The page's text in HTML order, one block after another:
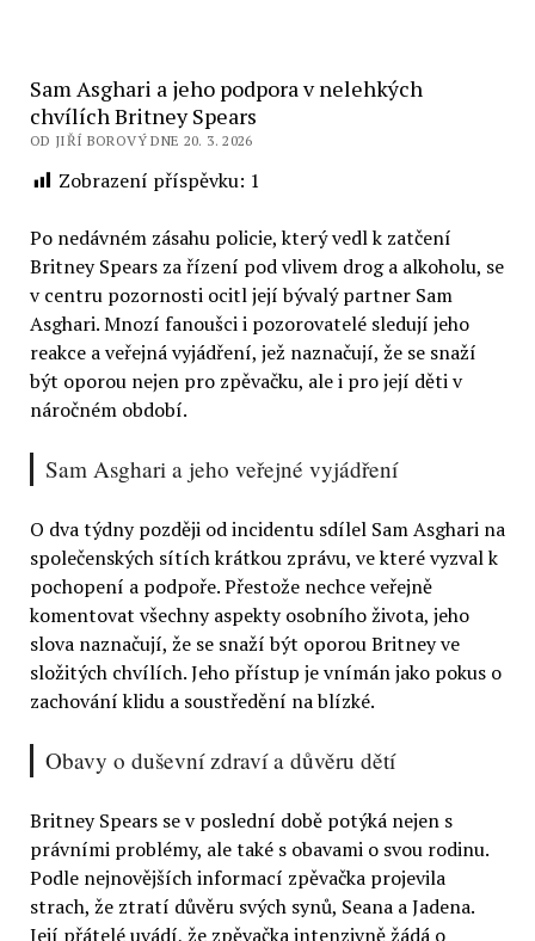
Sam Asghari a jeho podpora v nelehkých
chvílích Britney Spears
OD JIŘÍ BOROVÝ DNE 20. 3. 2026
Zobrazení příspěvku: 1
Po nedávném zásahu policie, který vedl k zatčení
Britney Spears za řízení pod vlivem drog a alkoholu, se
v centru pozornosti ocitl její bývalý partner Sam
Asghari. Mnozí fanoušci i pozorovatelé sledují jeho
reakce a veřejná vyjádření, jež naznačují, že se snaží
být oporou nejen pro zpěvačku, ale i pro její děti v
náročném období.
Sam Asghari a jeho veřejné vyjádření
O dva týdny později od incidentu sdílel Sam Asghari na
společenských sítích krátkou zprávu, ve které vyzval k
pochopení a podpoře. Přestože nechce veřejně
komentovat všechny aspekty osobního života, jeho
slova naznačují, že se snaží být oporou Britney ve
složitých chvílích. Jeho přístup je vnímán jako pokus o
zachování klidu a soustředění na blízké.
Obavy o duševní zdraví a důvěru dětí
Britney Spears se v poslední době potýká nejen s
právními problémy, ale také s obavami o svou rodinu.
Podle nejnovějších informací zpěvačka projevila
strach, že ztratí důvěru svých synů, Seana a Jadena.
Její přátelé uvádí, že zpěvačka intenzivně žádá o